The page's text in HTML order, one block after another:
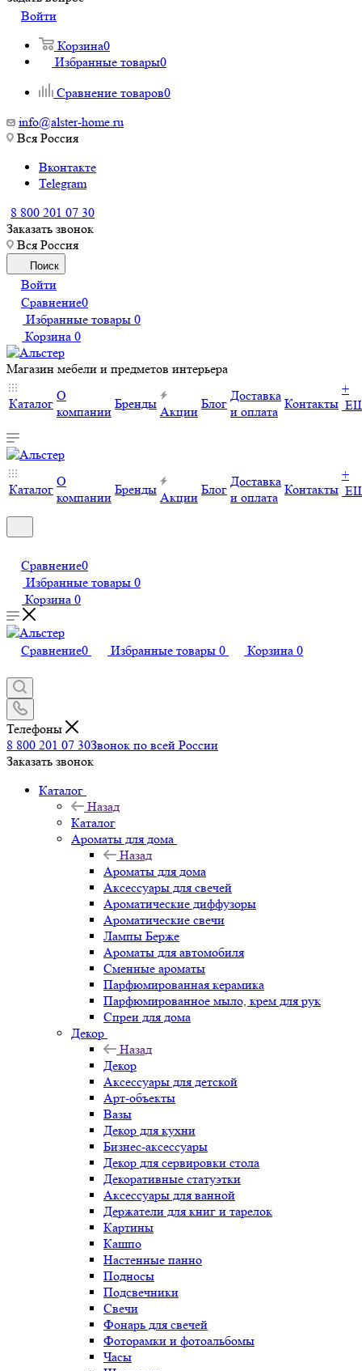
Войти
Корзина0
Избранные товары0
Сравнение товаров0
info@alster-home.ru
Вся Россия
Вконтакте
Telegram
8 800 201 07 30
Заказать звонок
Вся Россия
Поиск
Войти
Сравнение0
Избранные товары 0
Корзина 0
Магазин мебели и предметов интерьера
Каталог
О
компании
Бренды
Акции
Блог
Доставка
и оплата
Контакты
+
Каталог
О
компании
Бренды
Акции
Блог
Доставка
и оплата
Контакты
+
Сравнение0
Избранные товары 0
Корзина 0
Сравнение0 Избранные товары 0 Корзина 0
Телефоны
8 800 201 07 30Звонок по всей России
Заказать звонок
Каталог
Назад
Каталог
Ароматы для дома
Назад
Ароматы для дома
Аксессуары для свечей
Ароматические диффузоры
Ароматические свечи
Лампы Берже
Ароматы для автомобиля
Сменные ароматы
Парфюмированная керамика
Парфюмированное мыло, крем для рук
Спреи для дома
Декор
Назад
Декор
Аксессуары для детской
Арт-объекты
Вазы
Декор для кухни
Бизнес-аксессуары
Декор для сервировки стола
Декоративные статуэтки
Аксессуары для ванной
Держатели для книг и тарелок
Картины
Кашпо
Настенные панно
Подносы
Подсвечники
Свечи
Фонарь для свечей
Фоторамки и фотоальбомы
Часы